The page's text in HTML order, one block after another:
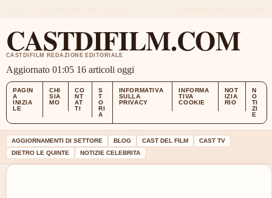
CASTDIFILM.COM
CASTDIFILM REDAZIONE EDITORIALE
Aggiornato 01:05 16 articoli oggi
PAGIN
A
INIZIA
LE
CHI
SIA
MO
CO
NT
AT
TI
S
T
O
RI
A
INFORMATIVA
SULLA
PRIVACY
INFORMA
TIVA
COOKIE
NOT
IZIA
RIO
N
O
TI
ZI
E
AGGIORNAMENTI DI SETTORE BLOG CAST DEL FILM
CAST TV
DIETRO LE QUINTE
NOTIZIE CELEBRITA